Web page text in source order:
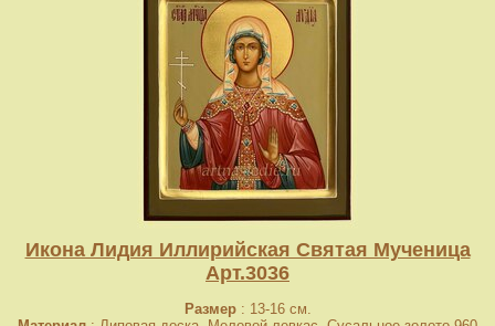
Икона Лидия Иллирийская Святая Мученица
Арт.3036
Размер: 13-16 см.